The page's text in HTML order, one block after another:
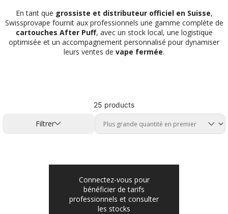
En tant que grossiste et distributeur officiel en Suisse,
Swissprovape fournit aux professionnels une gamme complète de
cartouches After Puff, avec un stock local, une logistique
optimisée et un accompagnement personnalisé pour dynamiser
leurs ventes de vape fermée.
25 products
Filtrer
Connectez-vous pour
bénéficier de tarifs
professionnels et consulter
les stocks